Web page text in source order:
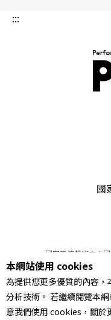
:::
國
國家表演藝術中心
© 2022Performing
統一編號
本站所提供相關演出
服務條款
本網站使用 cookies
為提供您更多優質的內容
分析技術。 若繼續閱覽本
意我們使用 cookies，關於